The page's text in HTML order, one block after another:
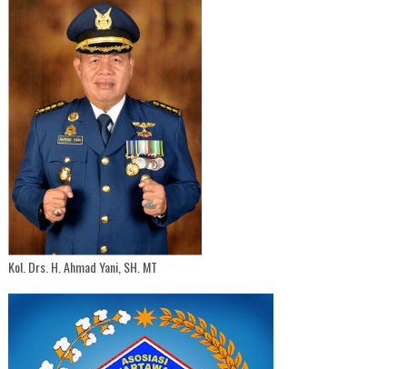
Kol. Drs. H. Ahmad Yani, SH. MT